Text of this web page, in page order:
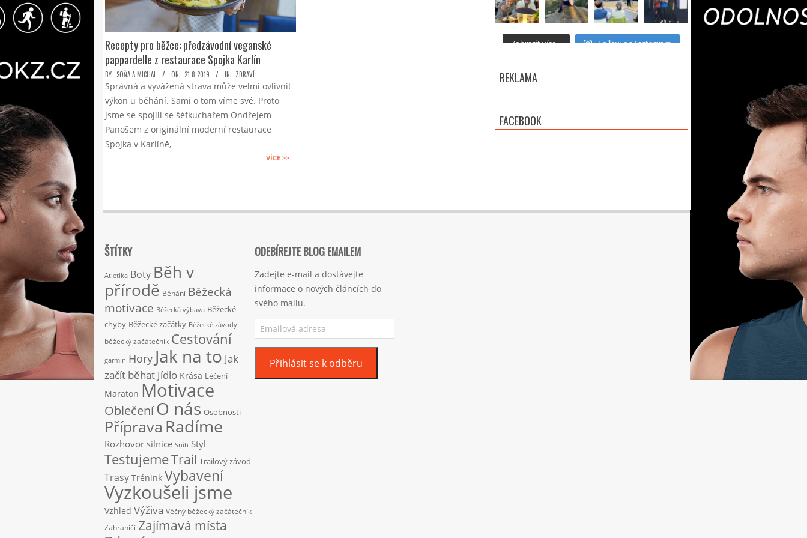
Recepty pro běžce: předzávodní veganské
pappardelle z restaurace Spojka Karlín
2019-
08-
21
BY: SOŇA A MICHAL ON: 21.8.2019 IN: ZDRAVÍ
Správná a vyvážená strava může velmi ovlivnit
výkon u běhání. Sami o tom víme své. Proto
jsme se spojili se šéfkuchařem Ondřejem
Panošem z originální moderní restaurace
Spojka v Karlíně,
VÍCE >>
Zobrazit více... Follow on Instagram
REKLAMA
FACEBOOK
ŠTÍTKY
Atletika Boty Běh v
přírodě Běhání Běžecká
motivace Běžecká výbava Běžecké
chyby Běžecké začátky Běžecké závody
běžecký začátečník Cestování
garmin Hory Jak na to Jak
začít běhat Jídlo Krása Léčení
Maraton Motivace
OblečeníO nás Osobnosti
Příprava Radíme
Rozhovor silnice Sníh Styl
TestujemeTrail Trailový závod
Trasy Trénink Vybavení
Vyzkoušeli jsme
Vzhled Výživa Věčný běžecký začátečník
Zahraničí Zajímavá místa
ODEBÍREJTE BLOG EMAILEM
Zadejte e-mail a dostávejte
informace o nových článcích do
svého mailu.
Emailová
adresa
Přihlásit se k odběru